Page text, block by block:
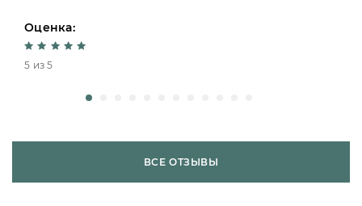
Оценка:
5 из 5
ВСЕ ОТЗЫВЫ